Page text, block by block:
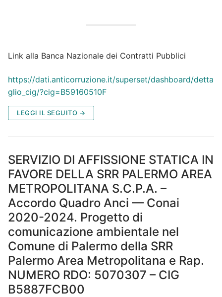
Link alla Banca Nazionale dei Contratti Pubblici
https://dati.anticorruzione.it/superset/dashboard/detta
glio_cig/?cig=B59160510F
LEGGI IL SEGUITO →
SERVIZIO DI AFFISSIONE STATICA IN
FAVORE DELLA SRR PALERMO AREA
METROPOLITANA S.C.P.A. –
Accordo Quadro Anci — Conai
2020-2024. Progetto di
comunicazione ambientale nel
Comune di Palermo della SRR
Palermo Area Metropolitana e Rap.
NUMERO RDO: 5070307 – CIG
B5887FCB00